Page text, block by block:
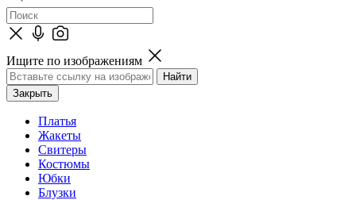
Ищите по изображениям
Закрыть
Платья
Жакеты
Свитеры
Костюмы
Юбки
Блузки